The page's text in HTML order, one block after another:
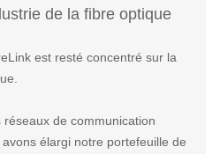
de la fibre optique
est resté concentré sur la
de communication
élargi notre portefeuille de